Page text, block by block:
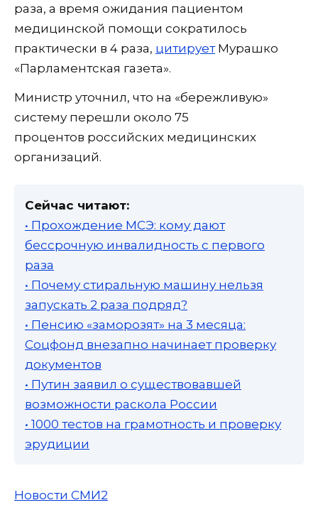
раза, а время ожидания пациентом
медицинской помощи сократилось
практически в 4 раза, цитируетМурашко
«Парламентская газета».
Министр уточнил, что на «бережливую»
систему перешли около 75
процентов российских медицинских
организаций.
Сейчас читают:
• Прохождение МСЭ: кому дают
бессрочную инвалидность с первого
раза
• Почему стиральную машину нельзя
запускать 2 раза подряд?
• Пенсию «заморозят» на 3 месяца:
Соцфонд внезапно начинает проверку
документов
• Путин заявил о существовавшей
возможности раскола России
• 1000 тестов на грамотность и проверку
эрудиции
Новости СМИ2